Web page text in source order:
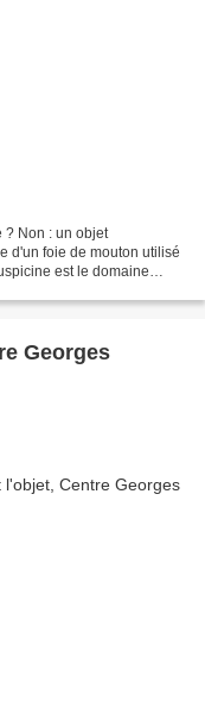
? Non : un objet
d'un foie de mouton utilisé
est le domaine
Georges